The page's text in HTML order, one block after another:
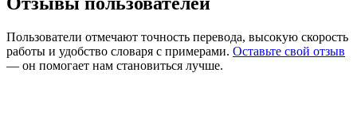
Пользователи отмечают точность перевода, высокую скорость
работы и удобство словаря с примерами. Оставьте свой отзыв
— он помогает нам становиться лучше.